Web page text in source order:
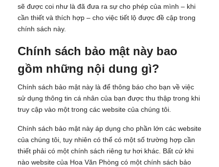
sẽ được coi như là đã đưa ra sự cho phép của mình – khi
cần thiết và thích hợp – cho việc tiết lộ được đề cập trong
chính sách này.
Chính sách bảo mật này bao
gồm những nội dung gì?
Chính sách bảo mật này là để thông báo cho bạn về việc
sử dụng thông tin cá nhân của bạn được thu thập trong khi
truy cập vào một trong các website của chúng tôi.
Chính sách bảo mật này áp dụng cho phần lớn các website
của chúng tôi, tuy nhiên có thể có một số trường hợp cần
thiết phải có một chính sách riêng tư hơi khác. Bất cứ khi
nào website của Hoa Văn Phòng có một chính sách bảo